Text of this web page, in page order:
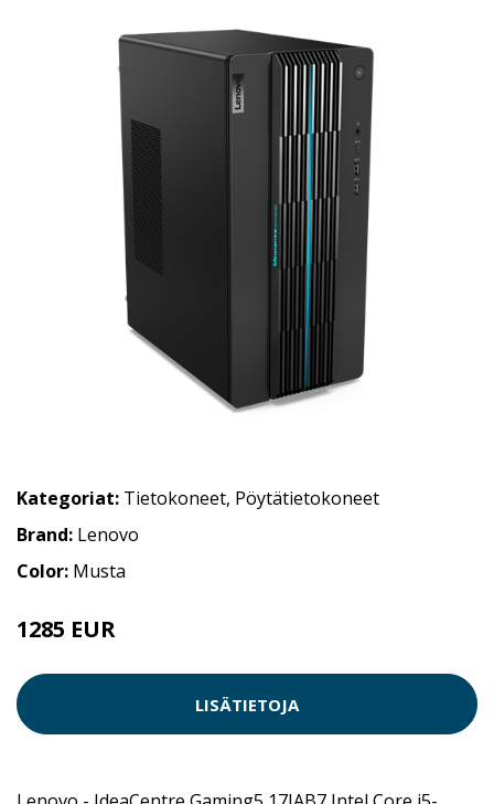
Kategoriat: Tietokoneet, Pöytätietokoneet
Brand: Lenovo
Color: Musta
1285 EUR
LISÄTIETOJA